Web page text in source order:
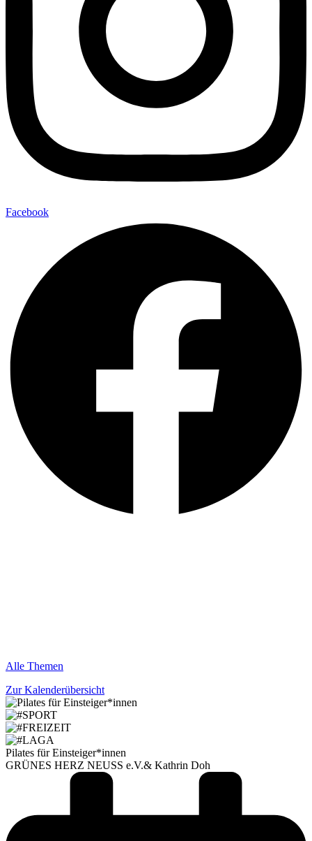
Facebook
Alle Themen
Zur Kalenderübersicht
Pilates für Einsteiger*innen
GRÜNES HERZ NEUSS e.V.& Kathrin Doh